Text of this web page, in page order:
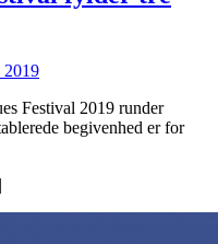
2019
Festival 2019 runder
begivenhed er for
|